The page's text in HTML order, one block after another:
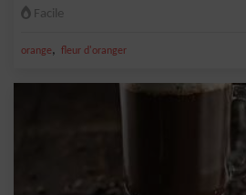
Facile
orange, fleur d'oranger